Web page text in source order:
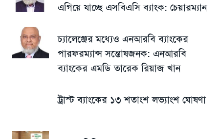
এগিয়ে যাচ্ছে এসবিএসি ব্যাংক: চেয়ারম্যান
চ্যালেঞ্জের মধ্যেও এনআরবি ব্যাংকের
পারফরম্যান্স সন্তোষজনক: এনআরবি
ব্যাংকের এমডি তারেক রিয়াজ খান
ট্রাস্ট ব্যাংকের ১৩ শতাংশ লভ্যাংশ ঘোষণা